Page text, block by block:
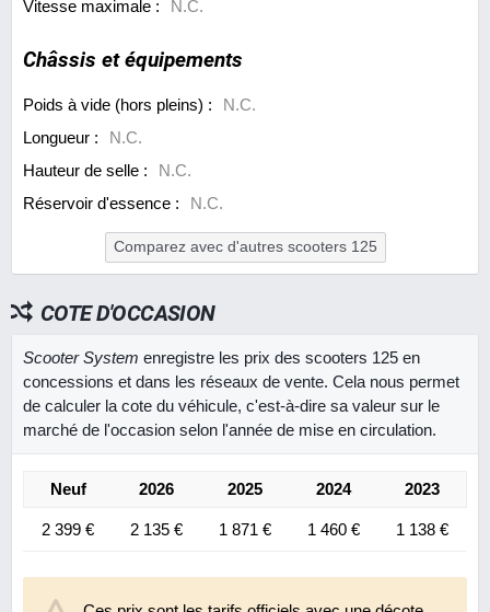
Vitesse maximale :
N.C.
Châssis et équipements
Poids à vide (hors pleins) :
N.C.
Longueur :
N.C.
Hauteur de selle :
N.C.
Réservoir d'essence :
N.C.
Comparez avec d'autres scooters 125
COTE D'OCCASION
Scooter System enregistre les prix des scooters 125 en
concessions et dans les réseaux de vente. Cela nous permet
de calculer la cote du véhicule, c'est-à-dire sa valeur sur le
marché de l'occasion selon l'année de mise en circulation.
Neuf 2026 2025 2024 2023
2 399 € 2 135 € 1 871 € 1 460 € 1 138 €